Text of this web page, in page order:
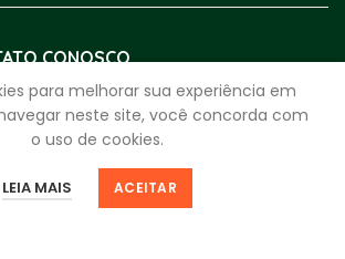
CONOSCO
3999
8h - 18h
para melhorar sua experiência em
neste site, você concorda com
o uso de cookies.
LEIA MAIS ACEITAR
Favoritos